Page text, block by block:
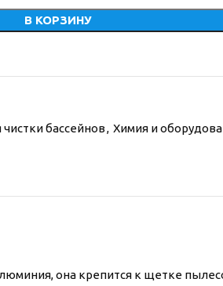
В КОРЗИНУ
бассейнов, Химия и
она крепится к щетке